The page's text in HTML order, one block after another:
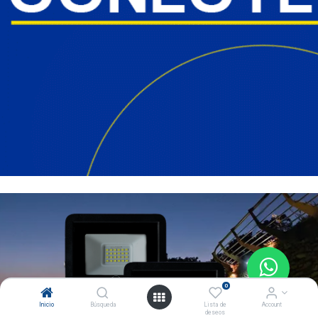
Inicio Búsqueda
0
Lista de
deseos
Account